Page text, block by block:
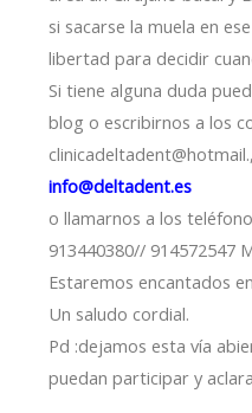
si sacarse la muela en
libertad para decidir
Si tiene alguna duda
blog o escribirnos a los
info@deltadent.es
o llamarnos a los
913440380// 914572547
Estaremos encantados
Un saludo cordial.
Pd :dejamos esta vía
puedan participar y